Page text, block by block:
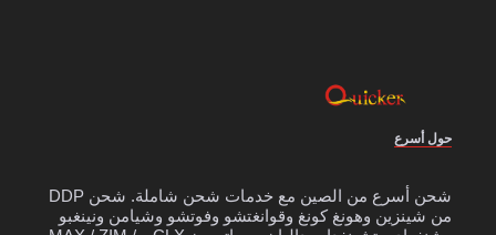
حول أسرع
شحن أسرع من الصين مع خدمات شحن شاملة. شحن DDP
من شينزين وهونغ كونغ وقوانغتشو وفوتشو وشيامن ونينغبو